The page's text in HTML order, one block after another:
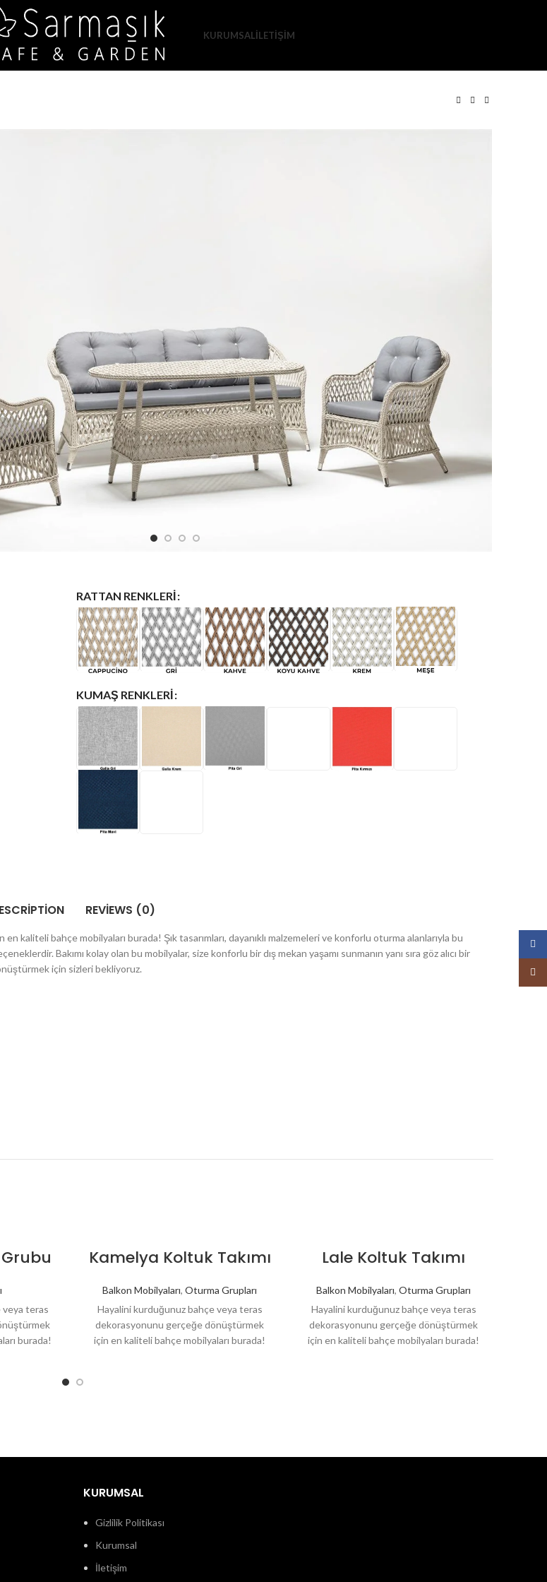
KURUMSALİLETIŞIM
RATTAN RENKLERI
KUMAŞ RENKLERI
REVIEWS (0)
bahçe mobilyaları burada! Şık tasarımları, dayanıklı malzemeleri ve konforlu oturma alanlarıyla bu
Bakımı kolay olan bu mobilyalar, size konforlu bir dış mekan yaşamı sunmanın yanı sıra göz alıcı bir
için sizleri bekliyoruz.
veya teras
burada!
Kamelya Koltuk Takımı
Balkon Mobilyaları, Oturma Grupları
Hayalini kurduğunuz bahçe veya teras
dekorasyonunu gerçeğe dönüştürmek
için en kaliteli bahçe mobilyaları burada!
Lale Koltuk Takımı
Balkon Mobilyaları, Oturma Grupları
Hayalini kurduğunuz bahçe veya teras
dekorasyonunu gerçeğe dönüştürmek
için en kaliteli bahçe mobilyaları burada!
KURUMSAL
Gizlilik Politikası
Kurumsal
İletişim